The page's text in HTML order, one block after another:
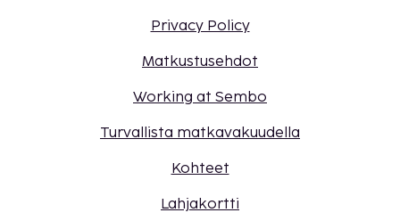
Privacy Policy
Matkustusehdot
Working at Sembo
Turvallista matkavakuudella
Kohteet
Lahjakortti